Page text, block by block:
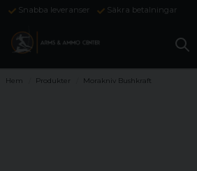
Snabba leveranser Säkra betalningar
Hem Produkter Morakniv Bushkraft